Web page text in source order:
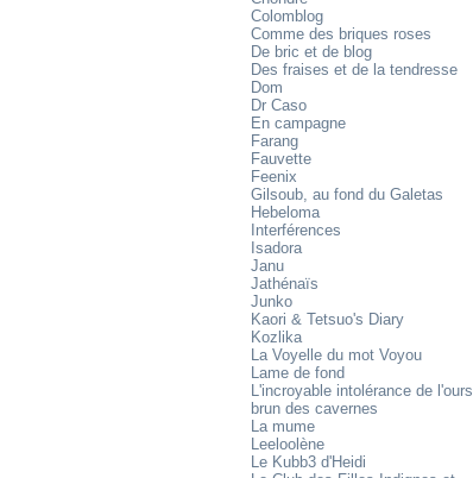
Colomblog
Comme des briques roses
De bric et de blog
Des fraises et de la tendresse
Dom
Dr Caso
En campagne
Farang
Fauvette
Feenix
Gilsoub, au fond du Galetas
Hebeloma
Interférences
Isadora
Janu
Jathénaïs
Junko
Kaori & Tetsuo's Diary
Kozlika
La Voyelle du mot Voyou
Lame de fond
L'incroyable intolérance de l'ours
brun des cavernes
La mume
Leeloolène
Le Kubb3 d'Heidi